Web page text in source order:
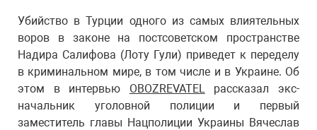
Убийство в Турции одного из самых влиятельных
воров в законе на постсоветском пространстве
Надира Салифова (Лоту Гули) приведет к переделу
в криминальном мире, в том числе и в Украине. Об
этом в интервью OBOZREVATELрассказал экс-
начальник уголовной полиции и первый
заместитель главы Нацполиции Украины Вячеслав